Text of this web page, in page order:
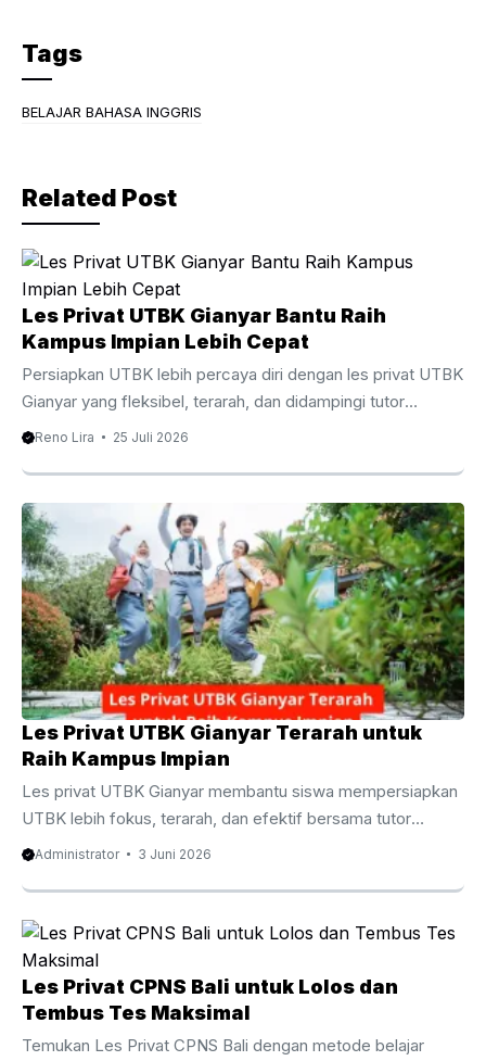
c
e
b
o
k
a
Tags
BELAJAR BAHASA INGGRIS
Related Post
Les Privat UTBK Gianyar Bantu Raih
Kampus Impian Lebih Cepat
Persiapkan UTBK lebih percaya diri dengan les privat UTBK
Gianyar yang fleksibel, terarah, dan didampingi tutor
berpengalaman. Les Privat UTBK Gianyar Membantu
Berbasis Komputer membutuhkan persiapan yang matang,
strategi belajar yang tepat, serta pendampingan yang
sesuai dengan kebutuhan setiap siswa. Oleh karena itu, les
privat UTBK Gianyar menjadi pilihan yang semakin diminati
oleh siswa SMA dan lulusan yang ingin meningkatkan
peluang diterima di perguruan tinggi negeri impian. Berbeda
dengan pembelajaran di kelas yang ...
Reno Lira 25 Juli 2026
Les Privat UTBK Gianyar Terarah untuk
Raih Kampus Impian
Les privat UTBK Gianyar membantu siswa mempersiapkan
UTBK lebih fokus, terarah, dan efektif bersama tutor
berpengalaman untuk meningkatkan peluang lolos PTN
Kampus Impian Persaingan masuk perguruan tinggi negeri
semakin ketat dari tahun ke tahun. Oleh karena itu, banyak
siswa mulai mencari metode belajar yang lebih efektif agar
mampu menghadapi ujian dengan percaya diri. Salah satu
pilihan yang semakin diminati adalah les privat UTBK
Gianyar karena menawarkan pembelajaran yang lebih fokus,
Administrator 3 Juni 2026
Les Privat CPNS Bali untuk Lolos dan
Tembus Tes Maksimal
Temukan Les Privat CPNS Bali dengan metode belajar